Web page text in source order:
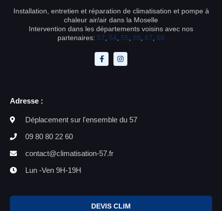
Installation, entretien et réparation de climatisation et pompe à
chaleur air/air dans la Moselle
Intervention dans les départements voisins avec nos
partenaires: 57 54 55 88 67 68
Adresse :
Déplacement sur l'ensemble du 57
09 80 80 22 60
contact@climatisation-57.fr
Lun -Ven 9H-19H
DEVIS CLIM